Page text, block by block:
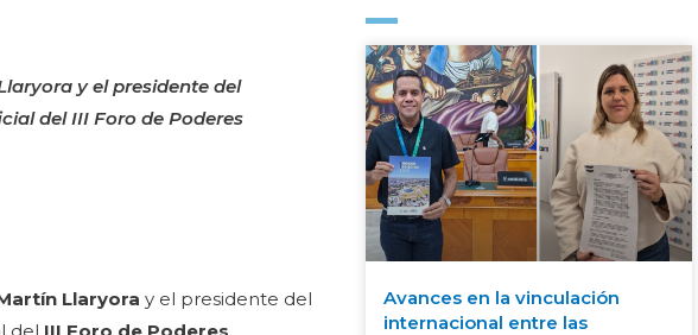
y el presidente del
del III Foro de Poderes
Llaryora y el presidente del
Avances en la vinculación
internacional entre las